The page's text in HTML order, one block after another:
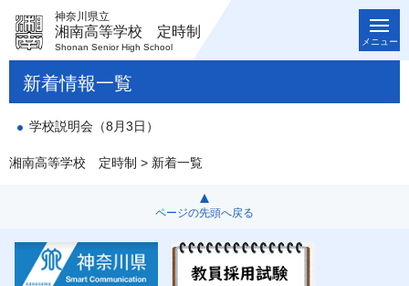
神奈川県立
湘南高等学校 定時制
Shonan Senior High School
メニュー
新着情報一覧
学校説明会（8月3日）
湘南高等学校 定時制 > 新着一覧
ページの先頭へ戻る